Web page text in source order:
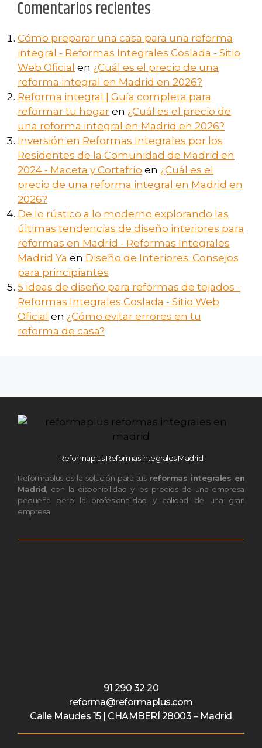
Comentarios recientes
Cómo preparar una casa para una reforma
integral - Reformas Integrales Coslada - Sitio
Web Oficial en ¿Cuál es el precio de una
reforma integral en Madrid en 2026?
Reforma integral | Guía completa para
reformar tu hogar en ¿Cuál es el precio de
una reforma integral en Madrid en 2026?
Inversión en Reformas Integrales por los
Residentes de la Comunidad de Madrid en
2024 - Maceta y Cortafrío en ¿Cuál es el
precio de una reforma integral en Madrid en
2026?
De lo rústico a lo moderno explorando las
últimas tendencias de diseño interiores para
reformas en Madrid - Reformas Integrales
Madrid Ya en Diseño de Interiores: Consejos
para principiantes
5 ideas de diseño para reformas de tejados -
Reformas Integrales Coslada - Sitio Web
Oficial en ¿Cómo evitar errores en tu
reforma de casa?
Reformaplus Reformas integrales Madrid
Reformaplus es la solución para tus reformas integrales en
Madrid , con la disponibilidad y los precios de una empresa
pequeña pero la profesionalidad y calidad de una gran
empresa.
91 290 32 20
reforma@reformaplus.com
Calle Maudes 15 | CHAMBERÍ 28003 – Madrid